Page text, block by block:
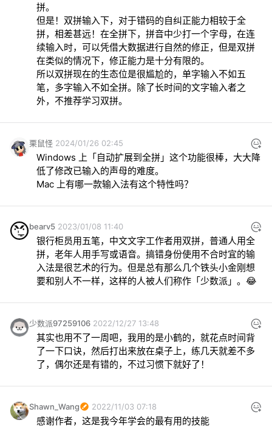
拼。
但是！双拼输入下，对于错码的自纠正能力相较于全
拼，相差甚远！在全拼下，拼音中少打一个字母，在连
续输入时，可以凭借大数据进行自然的修正，但是双拼
在类似的情况下，修正能力是十分有限的。
所以双拼现在的生态位是很尴尬的，单字输入不如五
笔，多字输入不如全拼。除了长时间的文字输入者之
外，不推荐学习双拼。
栗鼠怪 2024/01/26 02:45
Windows 上「自动扩展到全拼」这个功能很棒，大大降
低了修改已输入的声母的难度。
Mac 上有哪一款输入法有这个特性吗？
bearv5 2023/01/08 11:40
银行柜员用五笔，中文文字工作者用双拼，普通人用全
拼，老年人用手写或语音。搞错身份使用不合时宜的输
入法是很艺术的行为。但是总有那么几个铁头小金刚想
要和别人不一样，这样的人被人们称作「少数派」。😂
少数派97259106 2022/12/27 13:48
其实也用不了一周吧，我用的是小鹤的，就花点时间背
了一下口诀，然后打出来放在桌子上，练几天就差不多
了，偶尔还是有错的，不过习惯下就好了！
Shawn_Wang 2022/11/03 07:18
感谢作者，这是我今年学会的最有用的技能